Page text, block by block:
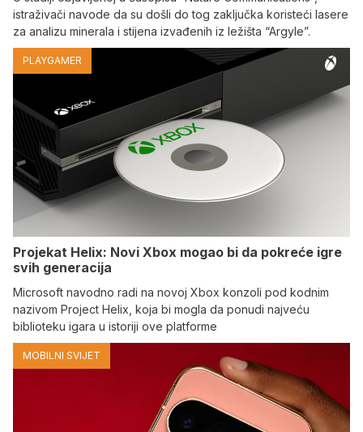
istraživači navode da su došli do tog zaključka koristeći lasere
za analizu minerala i stijena izvađenih iz ležišta “Argyle”.
PLAYGAMER
Projekat Helix: Novi Xbox mogao bi da pokreće igre
svih generacija
Microsoft navodno radi na novoj Xbox konzoli pod kodnim
nazivom Project Helix, koja bi mogla da ponudi najveću
biblioteku igara u istoriji ove platforme
MOBILNI SVIJET